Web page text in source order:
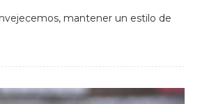
mantener un estilo de